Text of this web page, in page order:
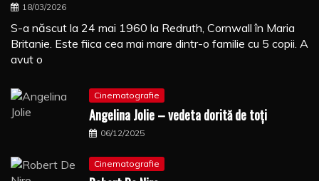
18/03/2026
S-a născut la 24 mai 1960 la Redruth, Cornwall în Maria
Britanie. Este fiica cea mai mare dintr-o familie cu 5 copii. A
avut o
Cinematografie
Angelina Jolie – vedeta dorită de toți
06/12/2025
Cinematografie